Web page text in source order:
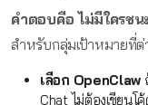
คำตอบคือ ไม่มีใครชน
สำหรับกลุ่มเป้าหมายที่ต่
เลือก OpenClaw
Chat ไม่ต้องเขียนโ